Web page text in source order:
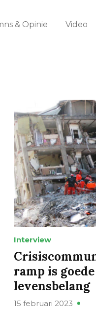
& Opinie Video
Interview
ramp is
levensbelang
15 februari 2023